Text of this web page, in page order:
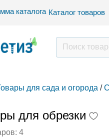
Каталог товаров
для сада и огорода /
для обрезки
4